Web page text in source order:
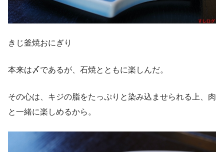
きじ釜焼おにぎり
本来は〆であるが、石焼とともに楽しんだ。
その心は、キジの脂をたっぷりと染み込ませられる上、肉
と一緒に楽しめるから。